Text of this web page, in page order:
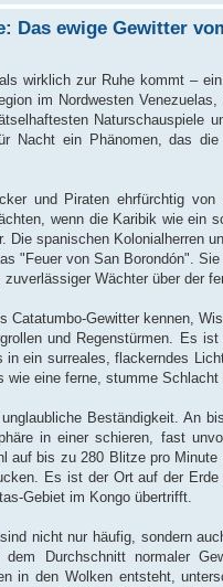
Das ewige Gewitter
wirklich zur Ruhe kommt –
im Nordwesten
Naturschauspiele
Nacht ein Phänomen, das
und Piraten ehrfürchtig
wenn die Karibik wie ein
spanischen Kolonialherren
"Feuer von San Borondón".
Wächter über der
Catatumbo-Gewitter kennen,
und Regenstürmen. Es
ein surreales, flackerndes
eine ferne, stumme Schlacht
Beständigkeit. An
in einer schieren, fast
auf bis zu 280 Blitze pro
Es ist der Ort auf der
Gebiet im Kongo übertrifft.
nicht nur häufig, sondern
Durchschnitt normaler
in den Wolken entsteht,